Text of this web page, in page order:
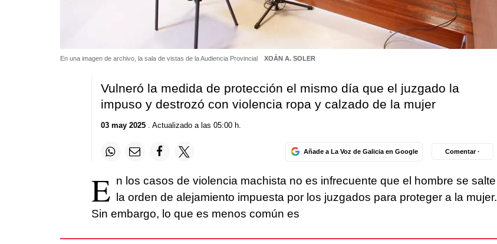
En una imagen de archivo, la sala de vistas de la Audiencia Provincial XOÁN A. SOLER
Vulneró la medida de protección el mismo día que el juzgado la
impuso y destrozó con violencia ropa y calzado de la mujer
03 may 2025. Actualizado a las 05:00 h.
Añade a La Voz de Galicia en Google Comentar ·
E n los casos de violencia machista no es infrecuente que el hombre se salte
la orden de alejamiento impuesta por los juzgados para proteger a la mujer.
Sin embargo, lo que es menos común es